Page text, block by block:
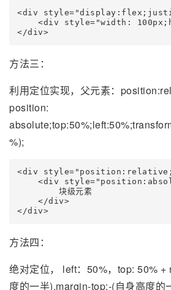
<div
<div style="width:
</div>
方法三：
利用定位实现，父元素：
position:
%);
<div
<div
        块级元素
    </div>
</div>
方法四：
绝对定位， left：50%，top: 50%
度的一半),margin-top:-(自身高度的